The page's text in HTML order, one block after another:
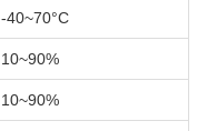
-40~70°C
10~90%
10~90%